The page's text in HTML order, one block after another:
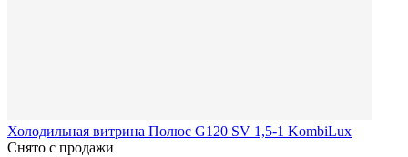
Холодильная витрина Полюс G120 SV 1,5-1 KombiLux
Снято с продажи